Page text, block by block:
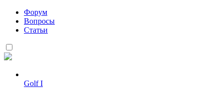
Форум
Вопросы
Статьи
Golf I